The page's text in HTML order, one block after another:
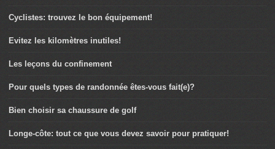
Cyclistes: trouvez le bon équipement!
Evitez les kilomètres inutiles!
Les leçons du confinement
Pour quels types de randonnée êtes-vous fait(e)?
Bien choisir sa chaussure de golf
Longe-côte: tout ce que vous devez savoir pour pratiquer!